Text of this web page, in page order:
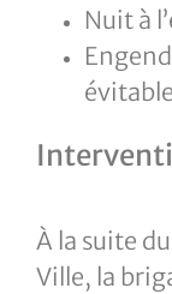
Nuit à
À la suite
Ville, la